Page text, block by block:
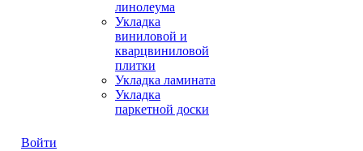
линолеума
Укладка
виниловой и
кварцвиниловой
плитки
Укладка ламината
Укладка
паркетной доски
Войти